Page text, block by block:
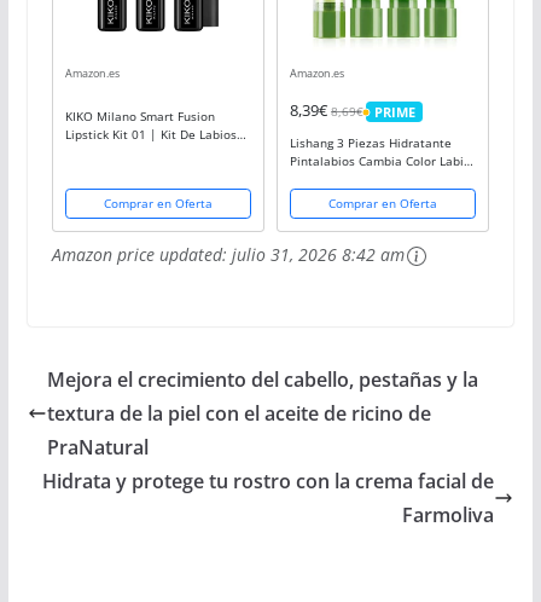
Amazon.es
KIKO Milano Smart Fusion
Lipstick Kit 01 | Kit De Labios
Comprar en Oferta
Amazon.es
8,39€ 8,69€ PRIME
PRIME
Lishang 3 Piezas Hidratante
Pintalabios Cambia Color Labial
Labios Pintalabio Larga
Duración Bálsamo Labial Mate
Kit Maquillaje...
Comprar en Oferta
Amazon price updated: julio 31, 2026 8:42 am
Mejora el crecimiento del cabello, pestañas y la
textura de la piel con el aceite de ricino de
PraNatural
Hidrata y protege tu rostro con la crema facial de
Farmoliva